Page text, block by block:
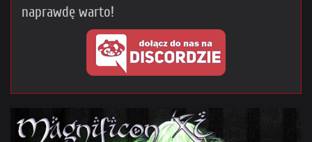
naprawdę warto!